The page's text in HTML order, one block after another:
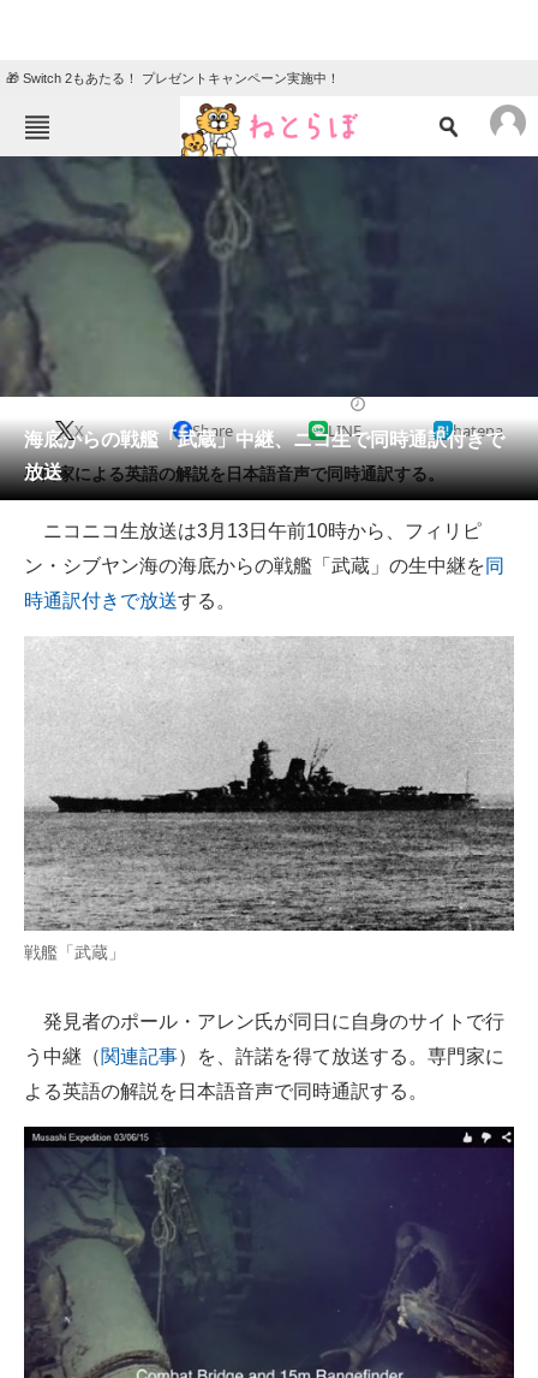
🎁 Switch 2もあたる！ プレゼントキャンペーン実施中！
ねとらぼメニュー
エンタメ
グルメ
住まい
動物
会員記事
メディア
注目記事を集めた総合ページ
ITの今と未来を見通す
スマホと通信の最新トレンド
進化するPCとデバイスの未来
好きが集まる 比べて選べる
ビジネスと働き方のヒント
AI活用のいまが分かる
企業ITのトレンドを詳説
経営リーダーのコミュニティ
ITエンジニア向け専門サイト
企業向けIT製品の総合サイト
IT製品の技術・比較・事例
製造業のIT導入・活用を支援
モノづくり技術者専門サイト
エレクトロニクス専門サイト
電子設計の基本と応用
海底からの戦艦「武蔵」中継、ニコ生で同時通訳付きで
放送
X Share LINE hatena
専門家による英語の解説を日本語音声で同時通訳する。
ニコニコ生放送は3月13日午前10時から、フィリピ
ン・シブヤン海の海底からの戦艦「武蔵」の生中継を同
時通訳付きで放送する。
戦艦「武蔵」
発見者のポール・アレン氏が同日に自身のサイトで行
う中継（関連記事）を、許諾を得て放送する。専門家に
よる英語の解説を日本語音声で同時通訳する。